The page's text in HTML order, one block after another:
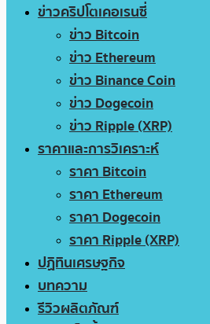
ข่าวคริปโตเคอเรนซี่
ข่าว Bitcoin
ข่าว Ethereum
ข่าว Binance Coin
ข่าว Dogecoin
ข่าว Ripple (XRP)
ราคาและการวิเคราะห์
ราคา Bitcoin
ราคา Ethereum
ราคา Dogecoin
ราคา Ripple (XRP)
ปฏิทินเศรษฐกิจ
บทความ
รีวิวผลิตภัณฑ์